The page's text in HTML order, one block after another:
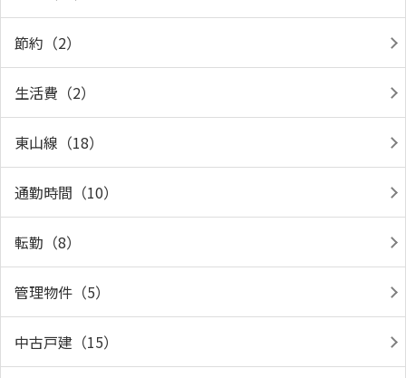
節約（2）
生活費（2）
東山線（18）
通勤時間（10）
転勤（8）
管理物件（5）
中古戸建（15）